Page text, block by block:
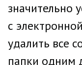
значительно
с
удалить все
папки одним